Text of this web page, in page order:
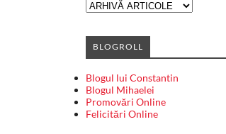
BLOGROLL
Blogul lui Constantin
Blogul Mihaelei
Promovări Online
Felicitări Online